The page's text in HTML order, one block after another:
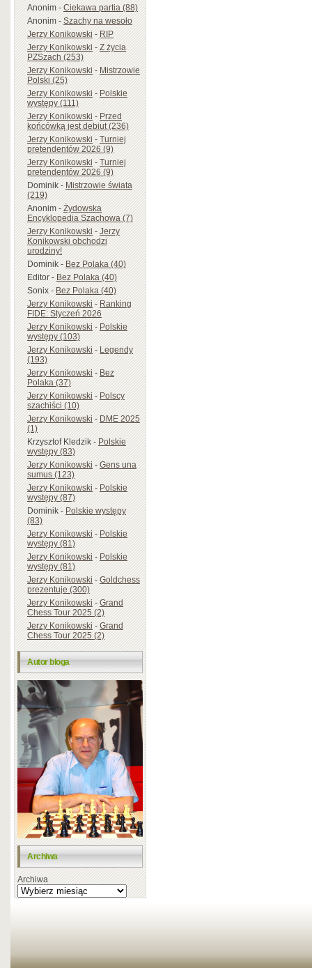
Anonim-Ciekawa partia (88)
Anonim-Szachy na wesoło
Jerzy Konikowski-RIP
Jerzy Konikowski-Z życia
PZSzach (253)
Jerzy Konikowski-Mistrzowie
Polski (25)
Jerzy Konikowski-Polskie
występy (111)
Jerzy Konikowski-Przed
końcówką jest debiut (236)
Jerzy Konikowski-Turniej
pretendentów 2026 (9)
Jerzy Konikowski-Turniej
pretendentów 2026 (9)
Dominik-Mistrzowie świata
(219)
Anonim-Żydowska
Encyklopedia Szachowa (7)
Jerzy Konikowski-Jerzy
Konikowski obchodzi
urodziny!
Dominik-Bez Polaka (40)
Editor-Bez Polaka (40)
Sonix-Bez Polaka (40)
Jerzy Konikowski-Ranking
FIDE: Styczeń 2026
Jerzy Konikowski-Polskie
występy (103)
Jerzy Konikowski-Legendy
(193)
Jerzy Konikowski-Bez
Polaka (37)
Jerzy Konikowski-Polscy
szachiści (10)
Jerzy Konikowski-DME 2025
(1)
Krzysztof Kledzik-Polskie
występy (83)
Jerzy Konikowski-Gens una
sumus (123)
Jerzy Konikowski-Polskie
występy (87)
Dominik-Polskie występy
(83)
Jerzy Konikowski-Polskie
występy (81)
Jerzy Konikowski-Polskie
występy (81)
Jerzy Konikowski-Goldchess
prezentuje (300)
Jerzy Konikowski-Grand
Chess Tour 2025 (2)
Jerzy Konikowski-Grand
Chess Tour 2025 (2)
Autor bloga
Archiwa
Archiwa